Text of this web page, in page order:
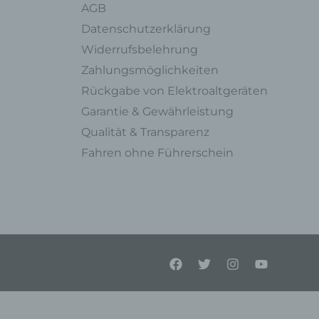
AGB
Datenschutzerklärung
Widerrufsbelehrung
Zahlungsmöglichkeiten
Rückgabe von Elektroaltgeräten
Garantie & Gewährleistung
Qualität & Transparenz
Fahren ohne Führerschein